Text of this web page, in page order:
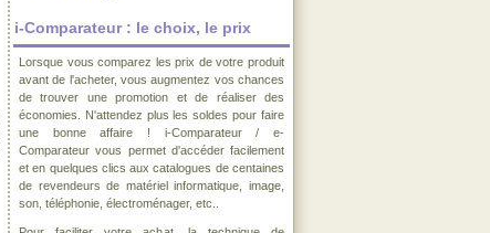
i-Comparateur : le choix, le prix
Lorsque vous comparez les prix de votre produit
avant de l'acheter, vous augmentez vos chances
de trouver une promotion et de réaliser des
économies. N'attendez plus les soldes pour faire
une bonne affaire ! i-Comparateur / e-
Comparateur vous permet d'accéder facilement
et en quelques clics aux catalogues de centaines
de revendeurs de matériel informatique, image,
son, téléphonie, électroménager, etc..